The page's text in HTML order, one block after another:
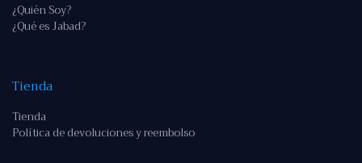
¿Quién Soy?
¿Qué es Jabad?
Tienda
Tienda
Política de devoluciones y reembolso